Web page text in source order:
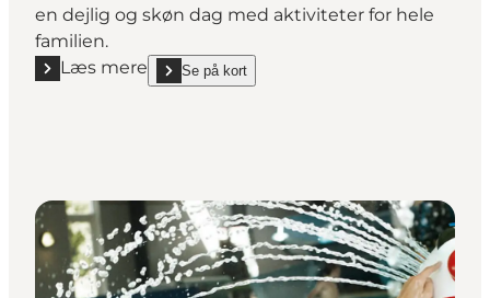
en dejlig og skøn dag med aktiviteter for hele
familien.
Læs mere
Læs mere "Søndervig Badeland"
Se på kort
show Søndervig Badeland on_map